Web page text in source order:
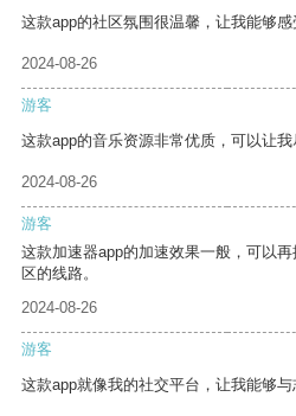
这款app的社区氛围很温馨，让我能够感
2024-08-26
游客
这款app的音乐资源非常优质，可以让我
2024-08-26
游客
这款加速器app的加速效果一般，可以
区的线路。
2024-08-26
游客
这款app就像我的社交平台，让我能够与